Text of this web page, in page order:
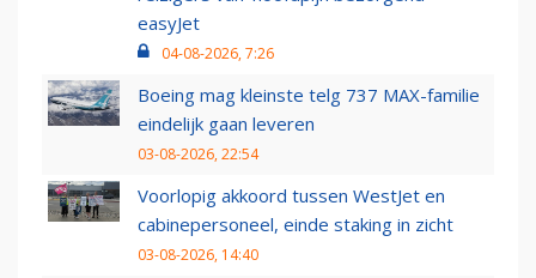
easyJet
04-08-2026, 7:26
Boeing mag kleinste telg 737 MAX-familie
eindelijk gaan leveren
03-08-2026, 22:54
Voorlopig akkoord tussen WestJet en
cabinepersoneel, einde staking in zicht
03-08-2026, 14:40